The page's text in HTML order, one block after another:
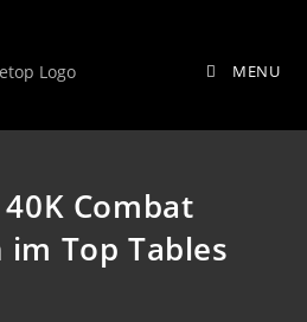
MENU
Tables Köln
Combat
Top Tables